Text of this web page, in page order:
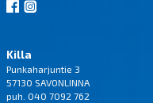
Killa
Punkaharjuntie 3
57130 SAVONLINNA
puh. 040 7092 762